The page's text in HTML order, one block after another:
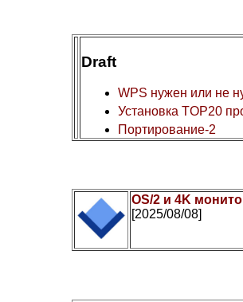
Draft
WPS нужен или не
Установка TOP20
Портирование-2
OS/2 и 4K
[2025/08/08]